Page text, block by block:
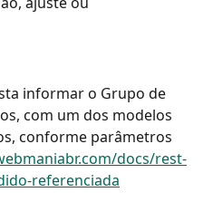
informar o Grupo de
com um dos modelos
conforme parâmetros
docs/rest-
referenciada